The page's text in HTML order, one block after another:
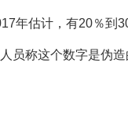
年估计，有20％到
员称这个数字是伪造